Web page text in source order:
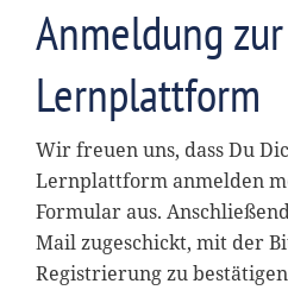
Anmeldung zur
Lernplattform
Wir freuen uns, dass Du
Lernplattform anmelden
Formular aus.
Mail zugeschickt, mit der
Registrierung zu